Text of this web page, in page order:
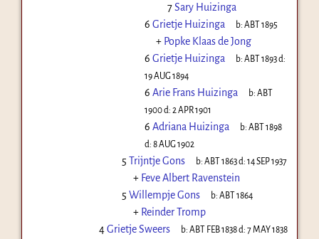
7Sary Huizinga
6 Grietje Huizinga b:ABT 1895
+ Popke Klaas de Jong
6 Grietje Huizinga b:ABT 1893d:
19 AUG 1894
6 Arie Frans Huizinga b:ABT
1900d: 2 APR 1901
6 Adriana Huizinga b:ABT 1898
d: 8 AUG 1902
5 Trijntje Gons b:ABT 1863d:14 SEP 1937
+ Feve Albert Ravenstein
5 Willempje Gons b:ABT 1864
+ Reinder Tromp
4Grietje Sweers b:ABT FEB 1838d:7 MAY 1838